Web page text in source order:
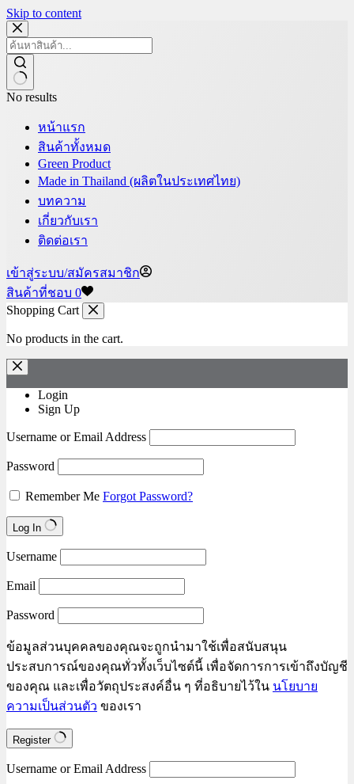
Skip to content
No results
หน้าแรก
สินค้าทั้งหมด
Green Product
Made in Thailand (ผลิตในประเทศไทย)
บทความ
เกี่ยวกับเรา
ติดต่อเรา
เข้าสู่ระบบ/สมัครสมาชิก
สินค้าที่ชอบ 0
Shopping Cart
No products in the cart.
Login
Sign Up
Username or Email Address
Password
Remember Me Forgot Password?
Log In
Username
Email
Password
ข้อมูลส่วนบุคคลของคุณจะถูกนำมาใช้เพื่อสนับสนุน
ประสบการณ์ของคุณทั่วทั้งเว็บไซต์นี้ เพื่อจัดการการเข้าถึงบัญชี
ของคุณ และเพื่อวัตถุประสงค์อื่น ๆ ที่อธิบายไว้ใน นโยบาย
ความเป็นส่วนตัว ของเรา
Register
Username or Email Address